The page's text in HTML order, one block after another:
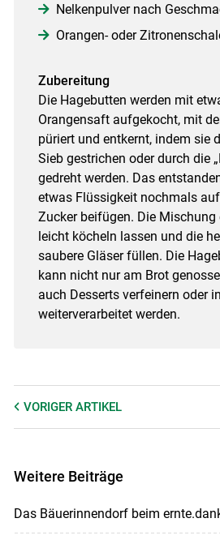
Nelkenpulver nach
Orangen- oder
Zubereitung
Die Hagebutten werden mit
Orangensaft aufgekocht, mit
püriert und entkernt, indem sie
Sieb gestrichen oder durch die
gedreht werden. Das
etwas Flüssigkeit nochmals
Zucker beifügen. Die
leicht köcheln lassen und die
saubere Gläser füllen. Die
kann nicht nur am Brot
auch Desserts verfeinern oder
weiterverarbeitet werden.
VORIGER ARTIKEL
Weitere Beiträge
Das Bäuerinnendorf beim